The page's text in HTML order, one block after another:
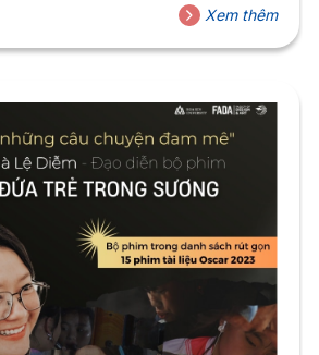
của Lê Cát Trọng Lý Vui Tour, là
dựng phim và sản xuất của phim
Xem thêm